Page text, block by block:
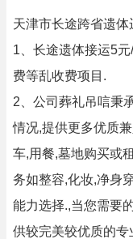
天津市长途跨省遗体
1、长途遗体接运5
费等乱收费项目.
2、公司葬礼吊唁秉
情况,提供更多优质
车,用餐,墓地购买或
务如整容,化妆,净身
能力选择.,当您需要
供较完美较优质的专